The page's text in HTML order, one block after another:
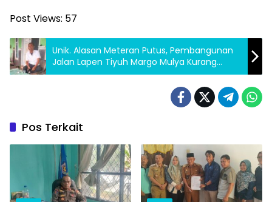
Post Views: 57
Unik. Alasan Meteran Putus, Pembangunan
Jalan Lapen Tiyuh Margo Mulya Kurang
Volume 60 Meter
Pos Terkait